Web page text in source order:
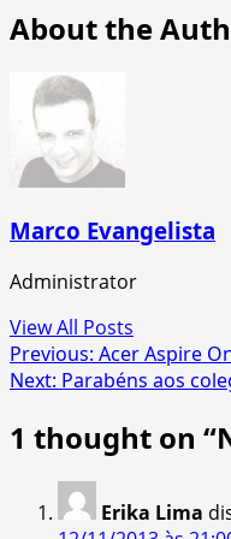
About the
Marco Evangelista
Administrator
View All Posts
Post
navigation
Previous: Acer Aspire
Next: Parabéns aos
1 thought on “
Erika Lima